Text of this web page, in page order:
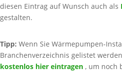
diesen Eintrag auf Wunsch auch als
gestalten.
Tipp: Wenn Sie Wärmepumpen-
Branchenverzeichnis gelistet
kostenlos hier eintragen , um noch